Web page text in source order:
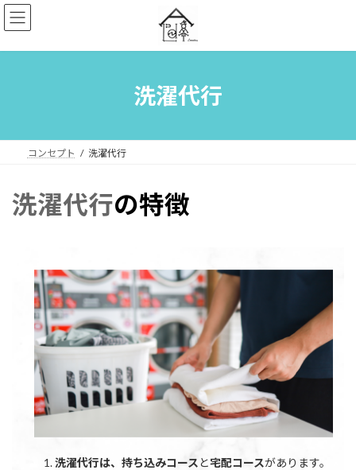
コ
ン
ン
ナ
ビ
ー
洗濯代行
コンセプト 洗濯代行
洗濯代行の特徴
洗濯代行は、持ち込みコースと宅配コースがあります。